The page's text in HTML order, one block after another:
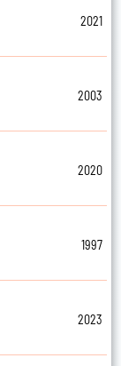
2021
2003
2020
1997
2023